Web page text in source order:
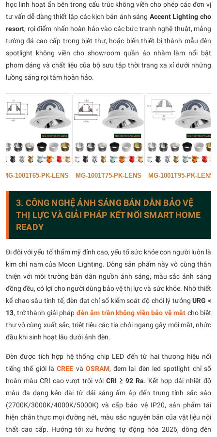
học linh hoạt ẩn bên trong cấu trúc không viền cho phép các đơn vị
tư vấn dễ dàng thiết lập các kịch bản ánh sáng Accent Lighting cho
resort, rọi điểm nhấn hoàn hảo vào các bức tranh nghệ thuật, mảng
tường đá cao cấp trong biệt thự, hoặc biến thiết bị thành mẫu đèn
spotlight không viền cho showroom quần áo nhằm làm nổi bật
phom dáng và chất liệu của bộ sưu tập thời trang xa xỉ dưới những
luồng sáng rọi tâm hoàn hảo.
MG-1001T65-PK-LENS MG-1001T75-PK-LENS MG-1001T95-PK-LENS
3. CÔNG NGHỆ ÁNH SÁNG BÁN DẪN BẢO VỆ
THỊ LỰC VÀ GIẢI PHÁP KẾT NỐI SMART HOME
READY
Đi đôi với yếu tố thẩm mỹ đỉnh cao, yếu tố sức khỏe con người luôn là
kim chỉ nam của Moon Lighting. Dòng sản phẩm này vô cùng thân
thiện với môi trường bán dẫn nguồn ánh sáng, màu sắc ánh sáng
đồng đều, có lợi cho người dùng bảo vệ thị lực và sức khỏe. Nhờ thiết
kế chao sâu tinh tế, đèn đạt chỉ số kiểm soát độ chói lý tưởngURG <
13, trở thành giải pháp đèn âm trần không viền bảo vệ mắt cho biệt
thự vô cùng xuất sắc, triệt tiêu các tia chói ngang gây mỏi mắt, nhức
đầu khi sinh hoạt lâu dưới ánh đèn.
Đèn được tích hợp hệ thống chip LED đến từ hai thương hiệu nổi
tiếng thế giới làCREE và OSRAM, đem lại đèn led spotlight chỉ số
hoàn màu CRI cao vượt trội vớiCRI ≥ 92 Ra. Kết hợp dải nhiệt độ
màu đa dạng kéo dài từ dải sáng ấm áp đến trung tính sắc sảo
(2700K/3000K/4000K/5000K) và cấp bảo vệ IP20, sản phẩm tái
hiện chân thực mọi đường nét, màu sắc nguyên bản của vật liệu nội
thất cao cấp. Hướng tới xu hướng tự động hóa 2026, dòng đèn